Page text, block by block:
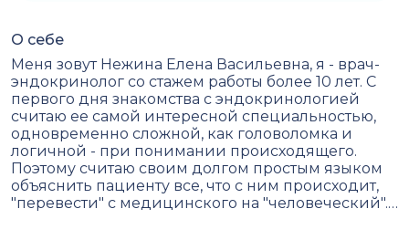
О себе
Меня зовут Нежина Елена Васильевна, я - врач-
эндокринолог со стажем работы более 10 лет. С
первого дня знакомства с эндокринологией
считаю ее самой интересной специальностью,
одновременно сложной, как головоломка и
логичной - при понимании происходящего.
Поэтому считаю своим долгом простым языком
объяснить пациенту все, что с ним происходит,
"перевести" с медицинского на "человеческий".…